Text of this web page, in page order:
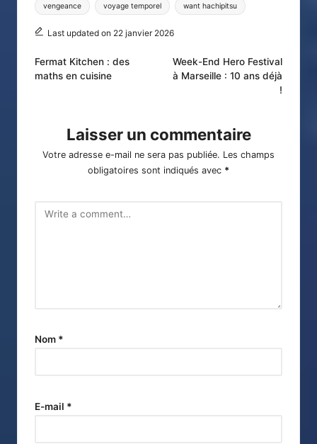
vengeance voyage temporel want hachipitsu
Last updated on 22 janvier 2026
Post
Fermat Kitchen : des
maths en cuisine
Week-End Hero Festival
à Marseille : 10 ans déjà
!
Laisser un commentaire
Votre adresse e-mail ne sera pas publiée. Les champs
obligatoires sont indiqués avec *
Nom *
E-mail *